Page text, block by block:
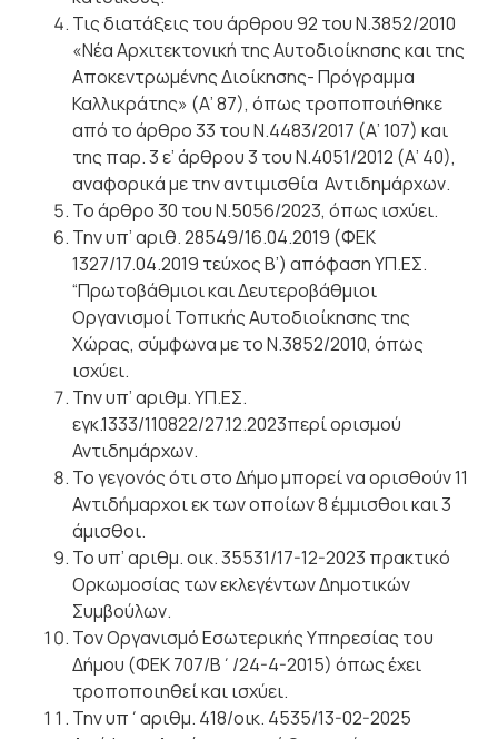
Τις διατάξεις του άρθρου 92 του Ν.3852/2010
«Νέα Αρχιτεκτονική της Αυτοδιοίκησης και της
Αποκεντρωμένης Διοίκησης- Πρόγραμμα
Καλλικράτης» (Α’ 87), όπως τροποποιήθηκε
από το άρθρο 33 τουΝ.4483/2017 (Α’ 107) και
της παρ. 3 ε’ άρθρου 3 του Ν.4051/2012 (Α’ 40),
αναφορικά με την αντιμισθία Αντιδημάρχων.
Το άρθρο 30 του Ν.5056/2023, όπως ισχύει.
Την υπ’ αριθ. 28549/16.04.2019 (ΦΕΚ
1327/17.04.2019 τεύχος B’) απόφαση ΥΠ.ΕΣ.
“Πρωτοβάθμιοι καιΔευτεροβάθμιοι
Οργανισμοί Τοπικής Αυτοδιοίκησης της
Χώρας, σύμφωνα με το Ν.3852/2010, όπως
ισχύει.
Την υπ’ αριθμ. ΥΠ.ΕΣ.
εγκ.1333/110822/27.12.2023περί ορισμού
Αντιδημάρχων.
Το γεγονός ότι στο Δήμο μπορεί να ορισθούν 11
Αντιδήμαρχοι εκ των οποίων 8 έμμισθοι και 3
άμισθοι.
Το υπ’ αριθμ. οικ. 35531/17-12-2023 πρακτικό
Ορκωμοσίας των εκλεγέντων Δημοτικών
Συμβούλων.
Τον Οργανισμό Εσωτερικής Υπηρεσίας του
Δήμου (ΦΕΚ 707/Β΄/24-4-2015) όπως έχει
τροποποιηθεί καιισχύει.
Την υπ΄αριθμ. 418/οικ. 4535/13-02-2025